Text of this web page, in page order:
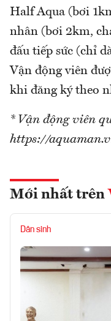
Half Aqua (bơi
nhân (bơi 2km,
đấu tiếp sức (chỉ
Vận động viên
khi đăng ký theo
* Vận động viên
https://
Mới nhất trên
Dân sinh